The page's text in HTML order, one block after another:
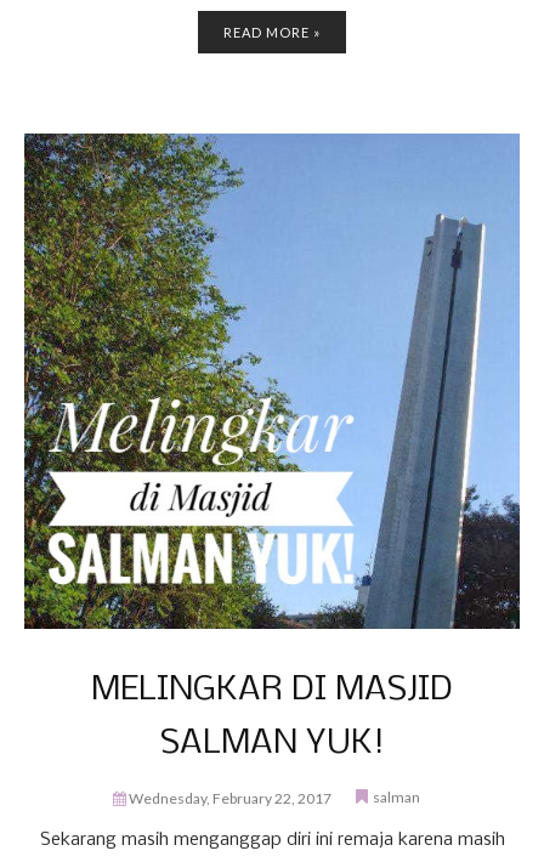
READ MORE »
MELINGKAR DI MASJID
SALMAN YUK!
Wednesday, February 22, 2017 salman
Sekarang masih menganggap diri ini remaja karena masih